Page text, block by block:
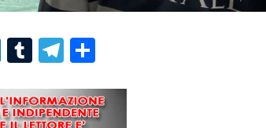
LinkedIn
TumblrTelegram